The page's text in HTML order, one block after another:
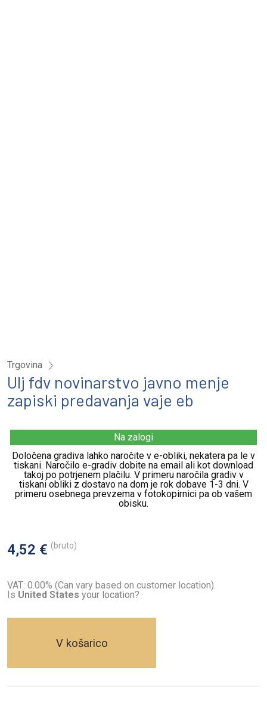
Trgovina
Ulj fdv novinarstvo javno menje
zapiski predavanja vaje eb
Na zalogi
Določena gradiva lahko naročite v e-obliki, nekatera pa le v
tiskani. Naročilo e-gradiv dobite na email ali kot download
takoj po potrjenem plačilu. V primeru naročila gradiv v
tiskani obliki z dostavo na dom je rok dobave 1-3 dni. V
primeru osebnega prevzema v fotokopirnici pa ob vašem
obisku.
4,52 € (bruto)
VAT: 0.00% (Can vary based on customer location).
Is United States your location?
V košarico